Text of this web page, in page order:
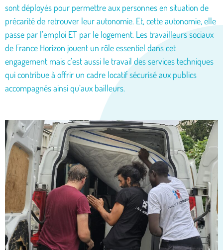
sont déployés pour permettre aux personnes en situation de
précarité de retrouver leur autonomie. Et, cette autonomie, elle
passe par l’emploi ET par le logement. Les travailleurs sociaux
de France Horizon jouent un rôle essentiel dans cet
engagement mais c’est aussi le travail des services techniques
qui contribue à offrir un cadre locatif sécurisé aux publics
accompagnés ainsi qu’aux bailleurs.